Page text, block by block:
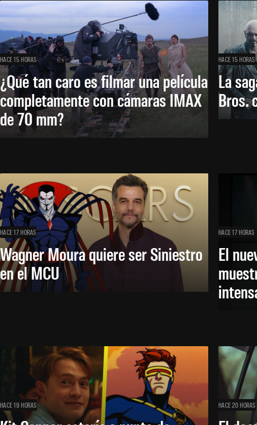
HACE 15 HORAS
¿Qué tan caro es filmar una película
completamente con cámaras IMAX
de 70 mm?
HACE 15 HORAS
La
Bros.
HACE 17 HORAS
Wagner Moura quiere ser Siniestro
en el MCU
HACE 17 HORAS
El
HACE 19 HORAS HACE 20 HORAS